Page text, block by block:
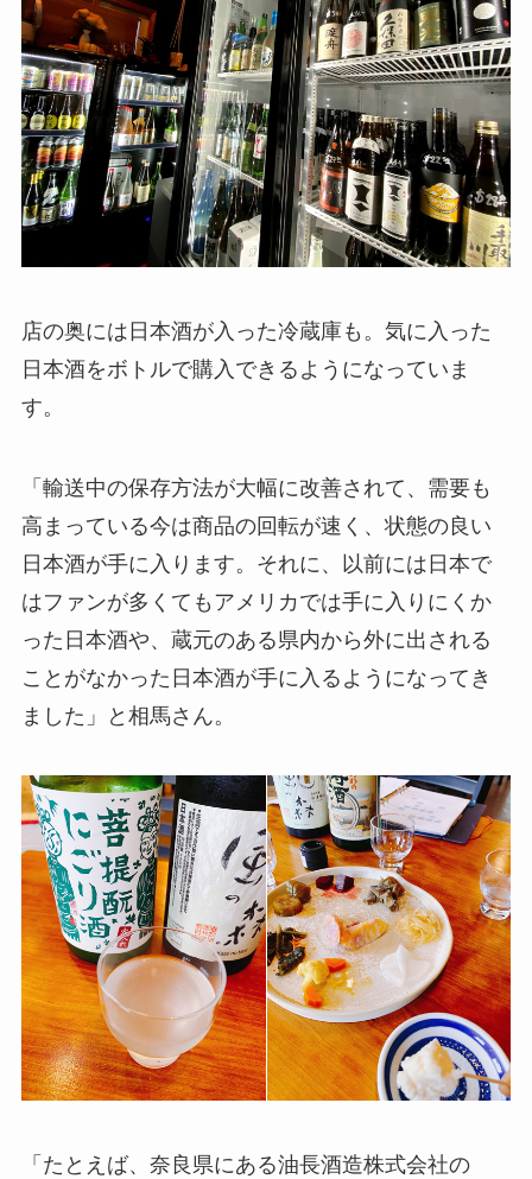
店の奥には日本酒が入った冷蔵庫も。気に入った
日本酒をボトルで購入できるようになっていま
す。
「輸送中の保存方法が大幅に改善されて、需要も
高まっている今は商品の回転が速く、状態の良い
日本酒が手に入ります。それに、以前には日本で
はファンが多くてもアメリカでは手に入りにくか
った日本酒や、蔵元のある県内から外に出される
ことがなかった日本酒が手に入るようになってき
ました」と相馬さん。
「たとえば、奈良県にある油長酒造株式会社の